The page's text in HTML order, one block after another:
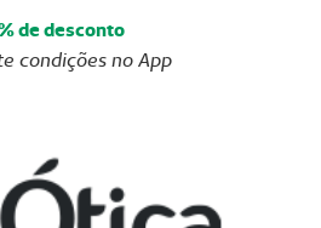
de desconto
condições no App